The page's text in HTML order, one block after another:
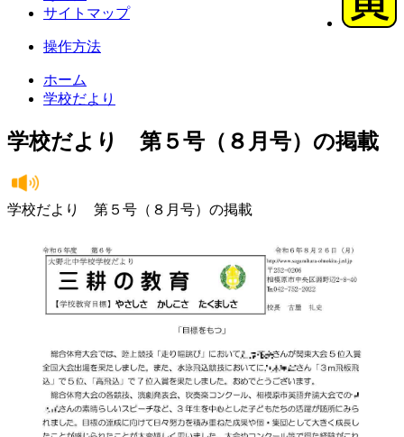
サイトマップ
操作方法
ホーム
学校だより
学校だより 第５号（８月号）の掲載
学校だより 第５号（８月号）の掲載